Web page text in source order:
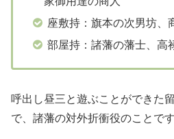
座敷持：旗本の次男坊、
部屋持：諸藩の藩士、高
呼出し昼三と遊ぶことができた
で、諸藩の対外折衝役のことです